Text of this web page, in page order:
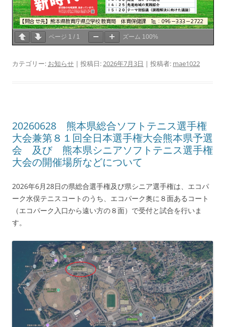
ページ 1 / 1 ズーム 100%
カテゴリー: お知らせ | 投稿日:2026年7月3日 | 投稿者: mae1022
20260628 熊本県総合ソフトテニス選手権
大会兼第８１回全日本選手権大会熊本県予選
会 及び 熊本県シニアソフトテニス選手権
大会の開催場所などについて
2026年6月28日の県総合選手権及び県シニア選手権は、エコパ
ーク水俣テニスコートのうち、エコパーク奥に８面あるコート
（エコパーク入口から遠い方の８面）で受付と試合を行いま
す。